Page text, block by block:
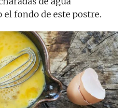
fondo de este postre.